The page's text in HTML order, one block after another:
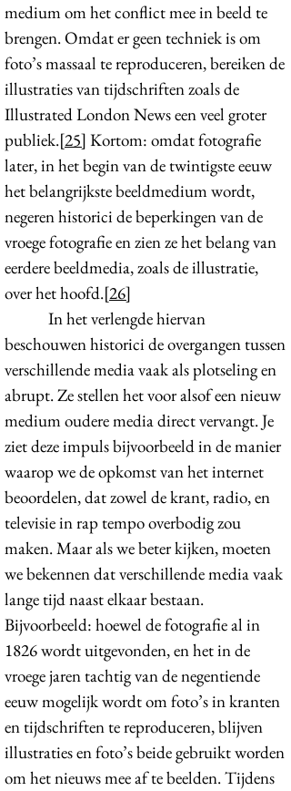
medium om het conflict mee in beeld te
brengen. Omdat er geen techniek is om
foto’s massaal te reproduceren, bereiken de
illustraties van tijdschriften zoals de
Illustrated London News een veel groter
publiek.[25] Kortom: omdat fotografie
later, in het begin van de twintigste eeuw
het belangrijkste beeldmedium wordt,
negeren historici de beperkingen van de
vroege fotografie en zien ze het belang van
eerdere beeldmedia, zoals de illustratie,
over het hoofd.[26]
In het verlengde hiervan
beschouwen historici de overgangen tussen
verschillende media vaak als plotseling en
abrupt. Ze stellen het voor alsof een nieuw
medium oudere media direct vervangt. Je
ziet deze impuls bijvoorbeeld in de manier
waarop we de opkomst van het internet
beoordelen, dat zowel de krant, radio, en
televisie in rap tempo overbodig zou
maken. Maar als we beter kijken, moeten
we bekennen dat verschillende media vaak
lange tijd naast elkaar bestaan.
Bijvoorbeeld: hoewel de fotografie al in
1826 wordt uitgevonden, en het in de
vroege jaren tachtig van de negentiende
eeuw mogelijk wordt om foto’s in kranten
en tijdschriften te reproduceren, blijven
illustraties en foto’s beide gebruikt worden
om het nieuws mee af te beelden. Tijdens